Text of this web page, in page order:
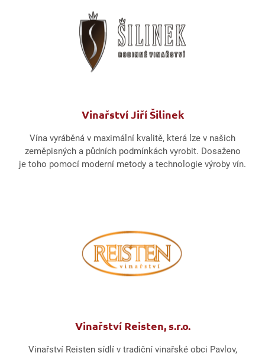
Vinařství Jiří Šilinek
Vína vyráběná v maximální kvalitě, která lze v našich
zeměpisných a půdních podmínkách vyrobit. Dosaženo
je toho pomocí moderní metody a technologie výroby vín.
Vinařství Reisten, s.r.o.
Vinařství Reisten sídlí v tradiční vinařské obci Pavlov,